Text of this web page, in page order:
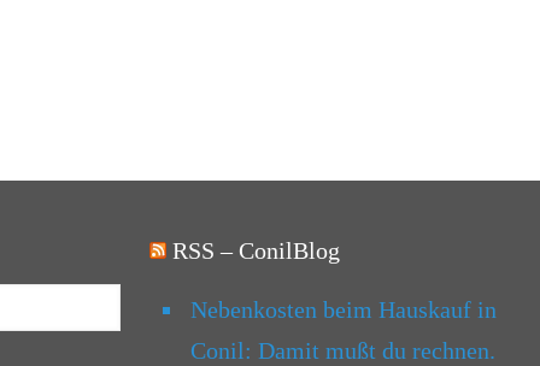
RSS – ConilBlog
Nebenkosten beim Hauskauf in
Conil: Damit mußt du rechnen.